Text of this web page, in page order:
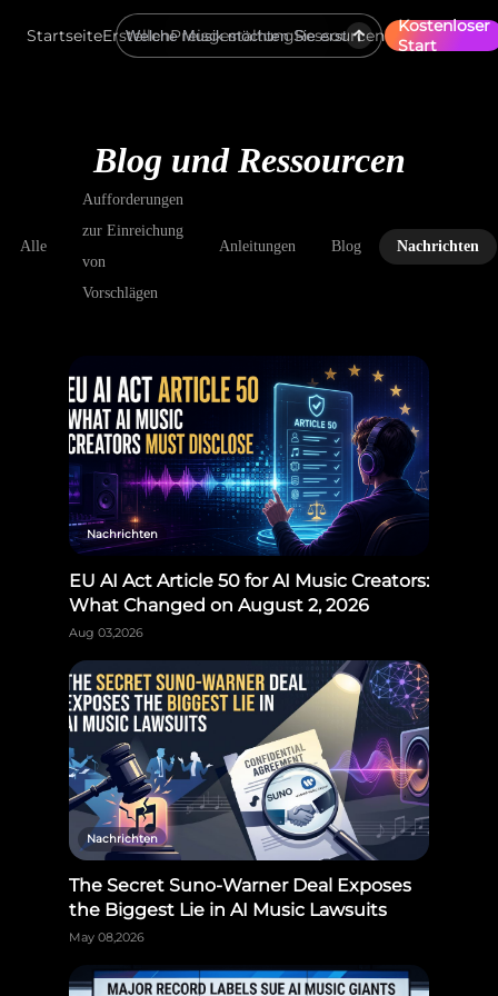
StartseiteErstellenPreisgestaltungRessourcen
Kostenloser
Start
Blog und Ressourcen
Alle
Aufforderungen
zur Einreichung
von
Vorschlägen
Anleitungen Blog Nachrichten
Nachrichten
EU AI Act Article 50 for AI Music Creators:
What Changed on August 2, 2026
Aug 03,2026
Nachrichten
The Secret Suno-Warner Deal Exposes
the Biggest Lie in AI Music Lawsuits
May 08,2026